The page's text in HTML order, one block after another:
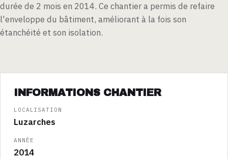
durée de 2 mois en 2014. Ce chantier a permis de refaire
l'enveloppe du bâtiment, améliorant à la fois son
étanchéité et son isolation.
INFORMATIONS CHANTIER
LOCALISATION
Luzarches
ANNÉE
2014